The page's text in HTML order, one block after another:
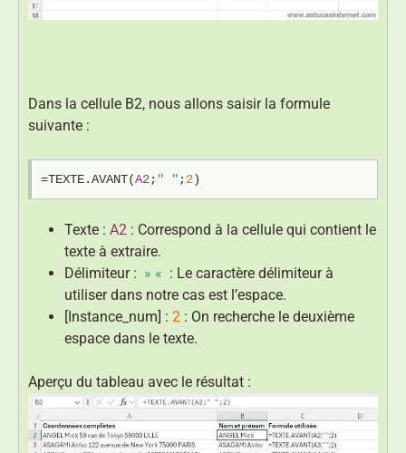
Dans la cellule B2, nous allons saisir la formule
suivante :
=TEXTE.AVANT(A2; " " ;2)
Texte : A2 : Correspond à la cellule qui contient le
texte à extraire.
Délimiteur : » « : Le caractère délimiteur à
utiliser dans notre cas est l’espace.
[Instance_num] : 2 : On recherche le deuxième
espace dans le texte.
Aperçu du tableau avec le résultat :